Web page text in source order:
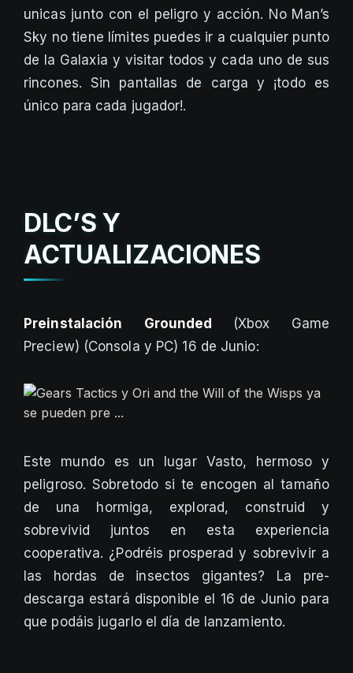
unicas junto con el peligro y acción. No Man’s
Sky no tiene límites puedes ir a cualquier punto
de la Galaxia y visitar todos y cada uno de sus
rincones. Sin pantallas de carga y ¡todo es
único para cada jugador!.
DLC’S Y
ACTUALIZACIONES
Preinstalación Grounded
(Xbox Game
Preciew) (Consola y PC) 16 de Junio:
Este mundo es un lugar Vasto, hermoso y
peligroso. Sobretodo si te encogen al tamaño
de una hormiga, explorad, construid y
sobrevivid juntos en esta experiencia
cooperativa. ¿Podréis prosperad y sobrevivir a
las hordas de insectos gigantes? La pre-
descarga estará disponible el 16 de Junio para
que podáis jugarlo el día de lanzamiento.